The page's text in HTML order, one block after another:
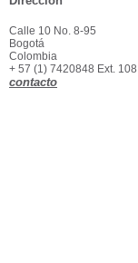
Calle 10 No. 8-95
Bogotá
Colombia
+ 57 (1) 7420848 Ext. 108
contacto